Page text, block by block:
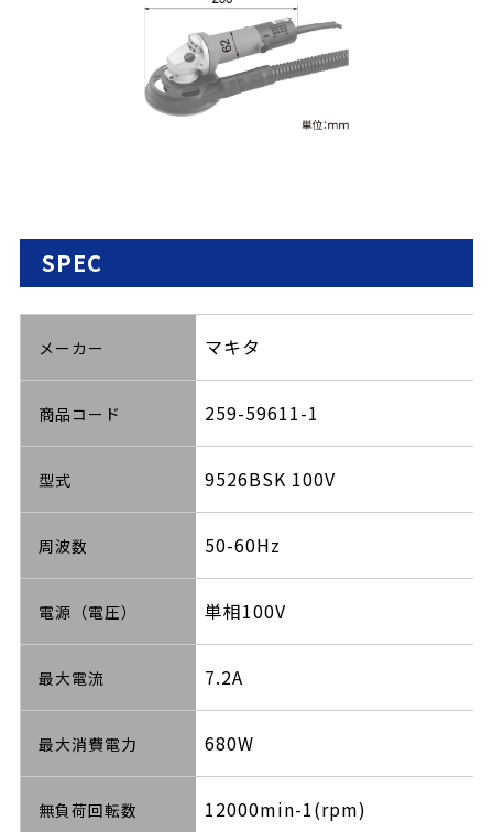
SPEC
メーカー マキタ
商品コード 259-59611-1
型式 9526BSK 100V
周波数 50-60Hz
電源（電圧） 単相100V
最大電流 7.2A
最大消費電力 680W
無負荷回転数 12000min-1(rpm)